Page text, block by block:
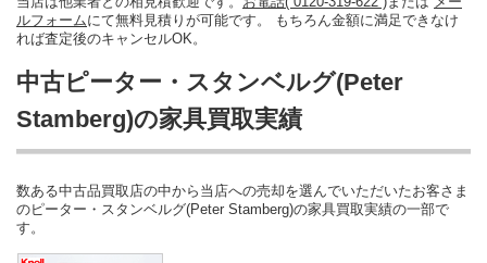
ルフォームにて無料見積りが可能です。 もちろん金額に満足できなけ
れば査定後のキャンセルOK。
中古ピーター・スタンベルグ(Peter
Stamberg)の家具買取実績
数ある中古品買取店の中から当店への売却を選んでいただいたお客さま
のピーター・スタンベルグ(Peter Stamberg)の家具買取実績の一部で
す。